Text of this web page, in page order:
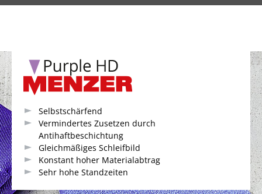
Selbstschärfend
Vermindertes Zusetzen durch
Antihaftbeschichtung
Gleichmäßiges Schleifbild
Konstant hoher Materialabtrag
Sehr hohe Standzeiten